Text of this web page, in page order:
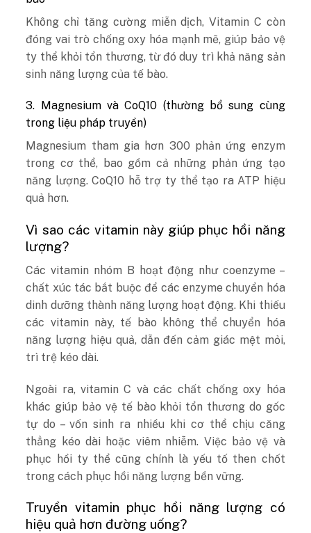
Không chỉ tăng cường miễn dịch, Vitamin C còn
đóng vai trò chống oxy hóa mạnh mẽ, giúp bảo vệ
ty thể khỏi tổn thương, từ đó duy trì khả năng sản
sinh năng lượng của tế bào.
3. Magnesium và CoQ10 (thường bổ sung cùng
trong liệu pháp truyền)
Magnesium tham gia hơn 300 phản ứng enzym
trong cơ thể, bao gồm cả những phản ứng tạo
năng lượng. CoQ10 hỗ trợ ty thể tạo ra ATP hiệu
quả hơn.
Vì sao các vitamin này giúp phục hồi năng
lượng?
Các vitamin nhóm B hoạt động như coenzyme –
chất xúc tác bắt buộc để các enzyme chuyển hóa
dinh dưỡng thành năng lượng hoạt động. Khi thiếu
các vitamin này, tế bào không thể chuyển hóa
năng lượng hiệu quả, dẫn đến cảm giác mệt mỏi,
trì trệ kéo dài.
Ngoài ra, vitamin C và các chất chống oxy hóa
khác giúp bảo vệ tế bào khỏi tổn thương do gốc
tự do – vốn sinh ra nhiều khi cơ thể chịu căng
thẳng kéo dài hoặc viêm nhiễm. Việc bảo vệ và
phục hồi ty thể cũng chính là yếu tố then chốt
trong cách phục hồi năng lượng bền vững.
Truyền vitamin phục hồi năng lượng có
hiệu quả hơn đường uống?